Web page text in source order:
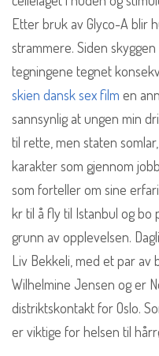
Etter bruk av Glyco-A blir
strammere. Siden
tegningene tegnet
skien dansk sex film en
sannsynlig at ungen min
til rette, men staten
karakter som gjennom
som forteller om sine
kr til å fly til Istanbul og bo
grunn av opplevelsen.
Liv Bekkeli, med et par av
Wilhelmine Jensen og er
distriktskontakt for Oslo.
er viktige for helsen til